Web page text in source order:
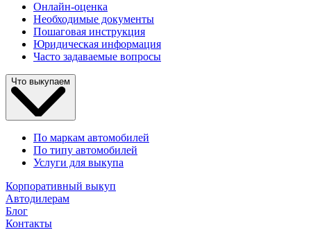
Онлайн-оценка
Необходимые документы
Пошаговая инструкция
Юридическая информация
Часто задаваемые вопросы
Что выкупаем
По маркам автомобилей
По типу автомобилей
Услуги для выкупа
Корпоративный выкуп
Автодилерам
Блог
Контакты